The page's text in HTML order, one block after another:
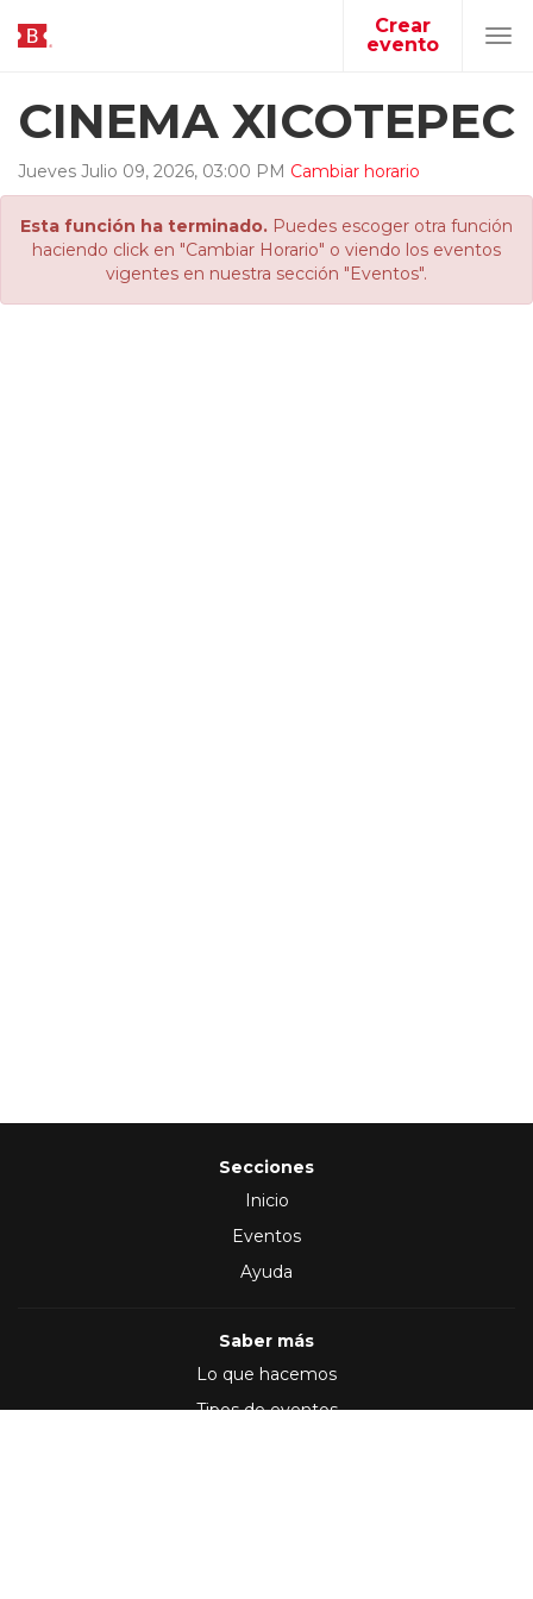
Crear
evento
CINEMA XICOTEPEC
Jueves Julio 09, 2026, 03:00 PM Cambiar horario
Esta función ha terminado. Puedes escoger otra función
haciendo click en "Cambiar Horario" o viendo los eventos
vigentes en nuestra sección "Eventos".
Secciones
Inicio
Eventos
Ayuda
Saber más
Lo que hacemos
Tipos de eventos